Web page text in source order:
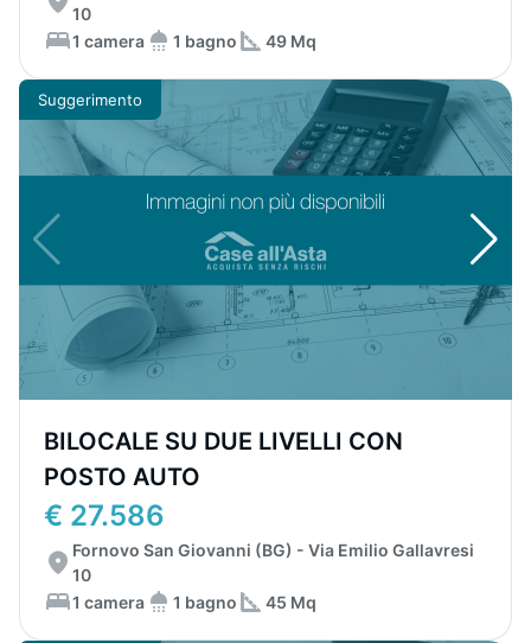
10
1 camera
1 bagno 49 Mq
Suggerimento
BILOCALE SU DUE LIVELLI CON
POSTO AUTO
€ 27.586
Fornovo San Giovanni (BG) - Via Emilio Gallavresi
10
1 camera
1 bagno 45 Mq